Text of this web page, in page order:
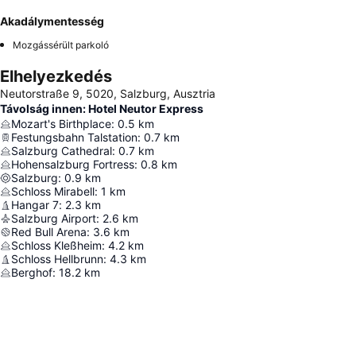
Akadálymentesség
Mozgássérült parkoló
Elhelyezkedés
Neutorstraße 9, 5020, Salzburg, Ausztria
Távolság innen: Hotel Neutor Express
Mozart's Birthplace: 0.5 km
Festungsbahn Talstation: 0.7 km
Salzburg Cathedral: 0.7 km
Hohensalzburg Fortress: 0.8 km
Salzburg: 0.9 km
Schloss Mirabell: 1 km
Hangar 7: 2.3 km
Salzburg Airport: 2.6 km
Red Bull Arena: 3.6 km
Schloss Kleßheim: 4.2 km
Schloss Hellbrunn: 4.3 km
Berghof: 18.2 km